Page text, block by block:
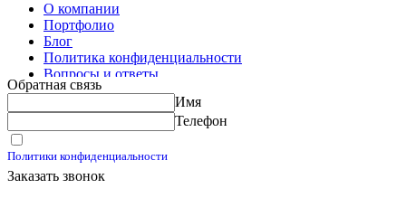
О компании
Портфолио
Блог
Политика конфиденциальности
Вопросы и ответы
Контакты
Обратная связь
Имя
Телефон
Политики конфиденциальности
Заказать звонок